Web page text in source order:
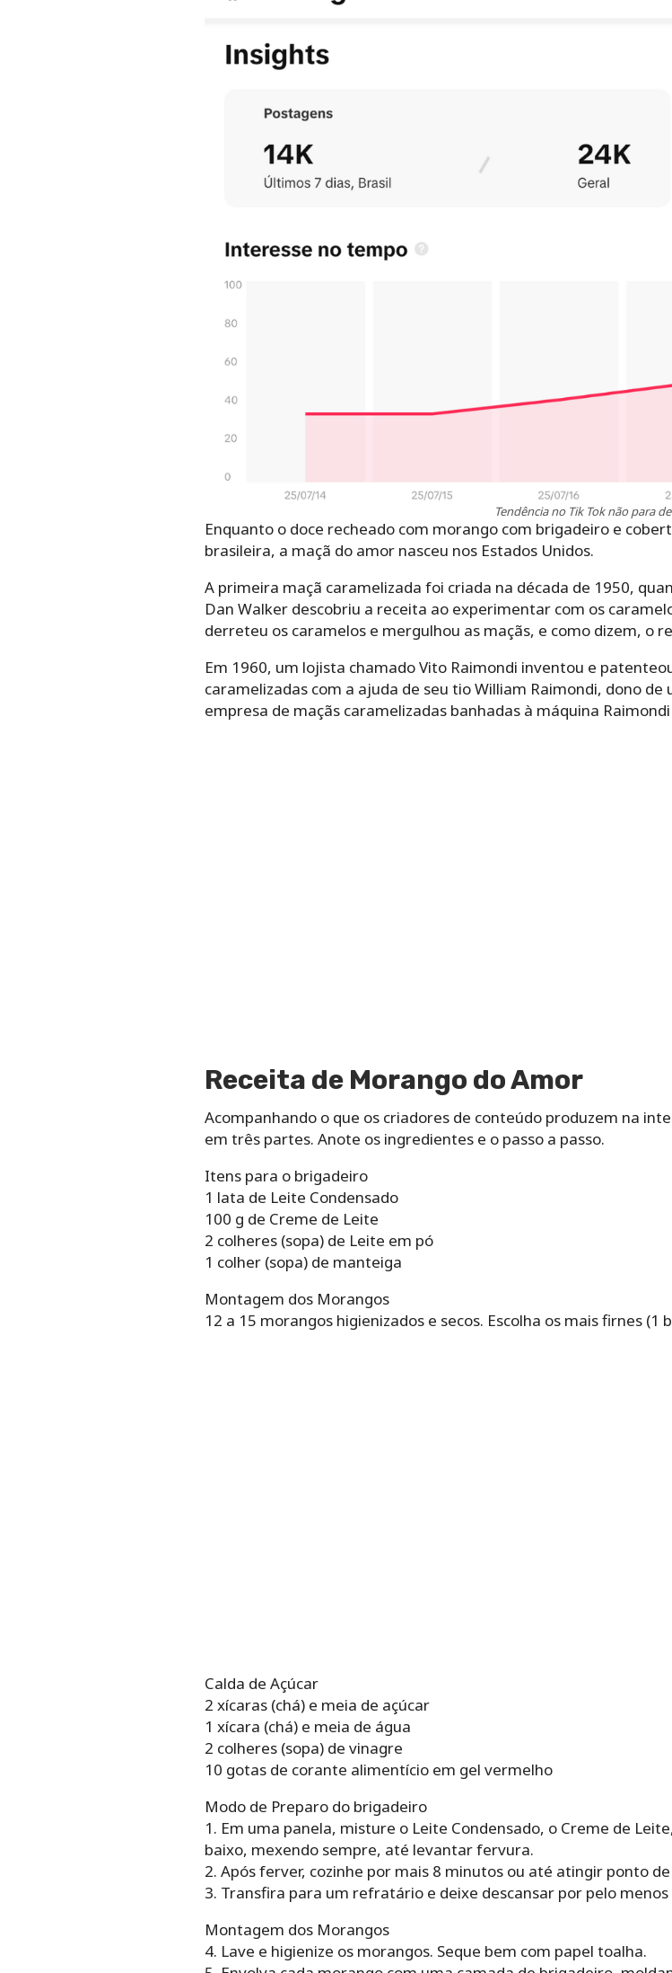
Tendência no Tik Tok não para
Enquanto o doce recheado com morango com brigadeiro e
brasileira, a maçã do amor nasceu nos Estados Unidos.
A primeira maçã caramelizada foi criada na década de 1950,
Dan Walker descobriu a receita ao experimentar com os
derreteu os caramelos e mergulhou as maçãs, e como dizem, o
Em 1960, um lojista chamado Vito Raimondi inventou e
caramelizadas com a ajuda de seu tio William Raimondi, dono
empresa de maçãs caramelizadas banhadas à máquina
Receita de Morango do Amor
Acompanhando o que os criadores de conteúdo produzem na
em três partes. Anote os ingredientes e o passo a passo.
Itens para o brigadeiro
1 lata de Leite Condensado
100 g de Creme de Leite
2 colheres (sopa) de Leite em pó
1 colher (sopa) de manteiga
Montagem dos Morangos
12 a 15 morangos higienizados e secos. Escolha os mais firnes (1
Calda de Açúcar
2 xícaras (chá) e meia de açúcar
1 xícara (chá) e meia de água
2 colheres (sopa) de vinagre
10 gotas de corante alimentício em gel vermelho
Modo de Preparo do brigadeiro
1. Em uma panela, misture o Leite Condensado, o Creme de
baixo, mexendo sempre, até levantar fervura.
2. Após ferver, cozinhe por mais 8 minutos ou até atingir ponto
3. Transfira para um refratário e deixe descansar por pelo
Montagem dos Morangos
4. Lave e higienize os morangos. Seque bem com papel toalha.